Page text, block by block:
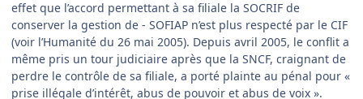
effet que l’accord permettant à sa filiale la SOCRIF de
conserver la gestion de - SOFIAP n’est plus respecté par le CIF
(voir l’Humanité du 26 mai 2005). Depuis avril 2005, le conflit a
même pris un tour judiciaire après que la SNCF, craignant de
perdre le contrôle de sa filiale, a porté plainte au pénal pour «
prise illégale d’intérêt, abus de pouvoir et abus de voix ».